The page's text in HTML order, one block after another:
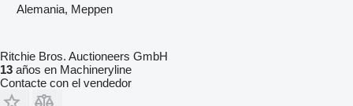
Alemania, Meppen
Ritchie Bros. Auctioneers GmbH
13 años en Machineryline
Contacte con el vendedor